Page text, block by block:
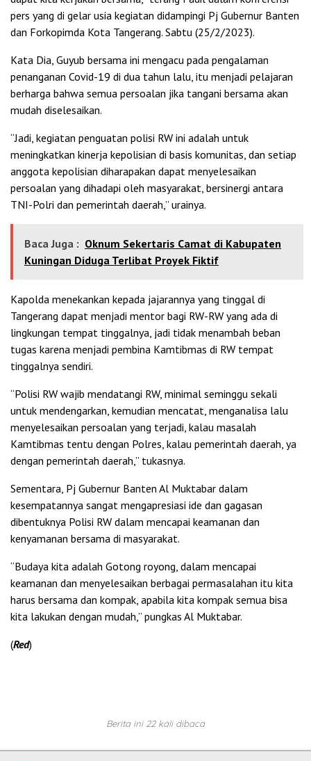
pers yang di gelar usia kegiatan didampingi Pj Gubernur Banten
dan Forkopimda Kota Tangerang. Sabtu (25/2/2023).
Kata Dia, Guyub bersama ini mengacu pada pengalaman
penanganan Covid-19 di dua tahun lalu, itu menjadi pelajaran
berharga bahwa semua persoalan jika tangani bersama akan
mudah diselesaikan.
“Jadi, kegiatan penguatan polisi RW ini adalah untuk
meningkatkan kinerja kepolisian di basis komunitas, dan setiap
anggota kepolisian diharapakan dapat menyelesaikan
persoalan yang dihadapi oleh masyarakat, bersinergi antara
TNI-Polri dan pemerintah daerah,” urainya.
Baca Juga : Oknum Sekertaris Camat di Kabupaten
Kuningan Diduga Terlibat Proyek Fiktif
Kapolda menekankan kepada jajarannya yang tinggal di
Tangerang dapat menjadi mentor bagi RW-RW yang ada di
lingkungan tempat tinggalnya, jadi tidak menambah beban
tugas karena menjadi pembina Kamtibmas di RW tempat
tinggalnya sendiri.
“Polisi RW wajib mendatangi RW, minimal seminggu sekali
untuk mendengarkan, kemudian mencatat, menganalisa lalu
menyelesaikan persoalan yang terjadi, kalau masalah
Kamtibmas tentu dengan Polres, kalau pemerintah daerah, ya
dengan pemerintah daerah,” tukasnya.
Sementara, Pj Gubernur Banten Al Muktabar dalam
kesempatannya sangat mengapresiasi ide dan gagasan
dibentuknya Polisi RW dalam mencapai keamanan dan
kenyamanan bersama di masyarakat.
“Budaya kita adalah Gotong royong, dalam mencapai
keamanan dan menyelesaikan berbagai permasalahan itu kita
harus bersama dan kompak, apabila kita kompak semua bisa
kita lakukan dengan mudah,” pungkas Al Muktabar.
(Red)
Berita ini 22 kali dibaca